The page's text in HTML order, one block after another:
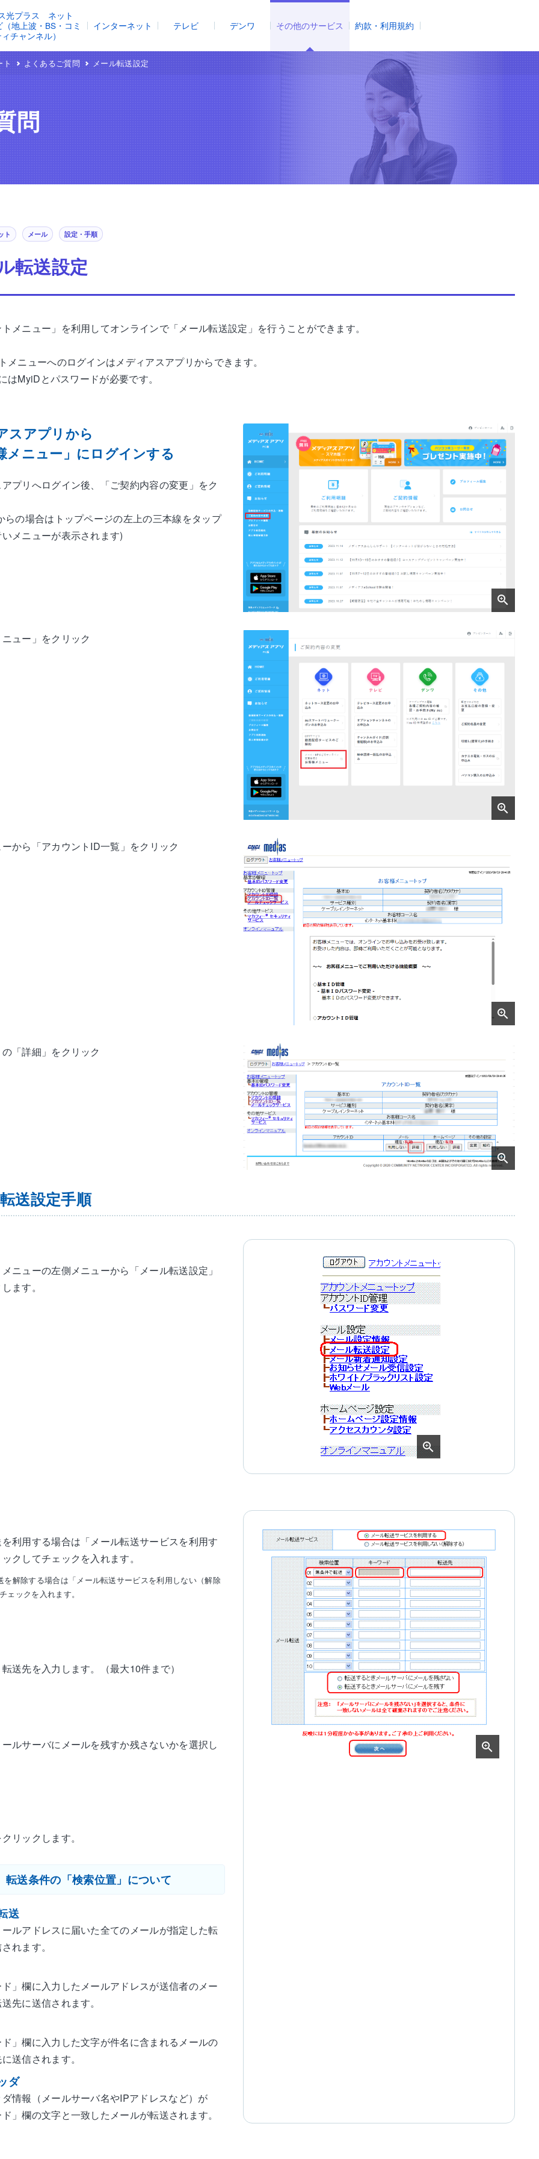
光プラス ネット
地上波・BS・コミ
チャンネル）
インターネット テレビ デンワ その他のサービス 約款・利用規約
よくあるご質問 メール転送設定
問
ト メール 設定・手順
転送設定
メニュー」を利用してオンラインで「メール転送設定」を行うことができます。
メニューへのログインはメディアスアプリからできます。
はMyiDとパスワードが必要です。
スアプリから
メニュー」にログインする
プリへログイン後、「ご契約内容の変更」をク
らの場合はトップページの左上の三本線をタップ
メニューが表示されます)
ュー」をクリック
から「アカウントID一覧」をクリック
「詳細」をクリック
送設定手順
ニューの左側メニューから「メール転送設定」
ます。
利用する場合は「メール転送サービスを利用す
クしてチェックを入れます。
を解除する場合は「メール転送サービスを利用しない（解除
ェックを入れます。
送先を入力します。（最大10件まで）
ルサーバにメールを残すか残さないかを選択し
リックします。
転送条件の「検索位置」について
送
ルアドレスに届いた全てのメールが指定した転
れます。
」欄に入力したメールアドレスが送信者のメー
先に送信されます。
」欄に入力した文字が件名に含まれるメールの
送信されます。
ダ
情報（メールサーバ名やIPアドレスなど）が
」欄の文字と一致したメールが転送されます。